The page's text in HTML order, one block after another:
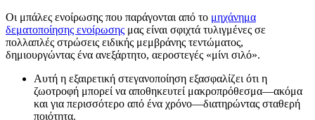
Οι μπάλες ενοίρωσης που παράγονται από το μηχάνημα
δεματοποίησης ενοίρωσης μας είναι σφιχτά τυλιγμένες σε
πολλαπλές στρώσεις ειδικής μεμβράνης τεντώματος,
δημιουργώντας ένα ανεξάρτητο, αεροστεγές «μίνι σιλό».
Αυτή η εξαιρετική στεγανοποίηση εξασφαλίζει ότι η
ζωοτροφή μπορεί να αποθηκευτεί μακροπρόθεσμα—ακόμα
και για περισσότερο από ένα χρόνο—διατηρώντας σταθερή
ποιότητα.